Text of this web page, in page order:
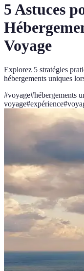
5 Astuces
Voyage
Explorez 5 stratégies
hébergements uniques
#voyage#hébergements
voyage#expérience#